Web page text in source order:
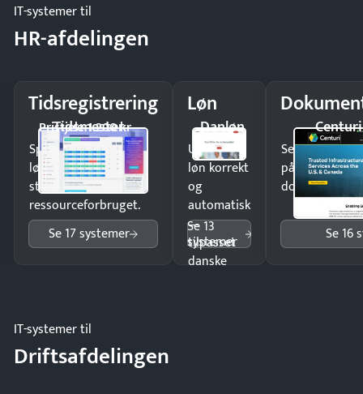
IT-systemer til
HR-afdelingen
Tidsregistrering
Tidsmester
Pristjek: 1.200 kr
Spar tid på
lønberegning og få
styr på
ressourceforbruget.
Se 17 systemer
Løn
Danløn
Udbetal
løn korrekt
og
automatisk
—
tilpasset
danske
Se 13
systemer
Centuri
Send
på minutter
dokumenter.
Se 16
IT-systemer til
Driftsafdelingen